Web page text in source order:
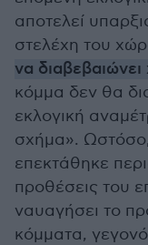
αποτελεί
στελέχη του
να
κόμμα δεν θα
εκλογική
σχήμα».
επεκτάθηκε
προθέσεις του
ναυαγήσει το
κόμματα,